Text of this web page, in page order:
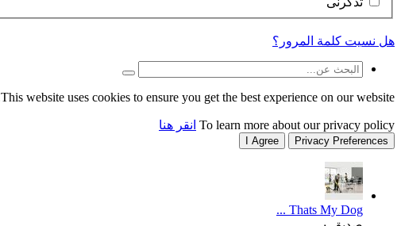
هل نسيت كلمة المرور؟
This website uses cookies to ensure you get the best experience on our website.
To learn more about our privacy policy انقر هنا
Privacy Preferences
I Agree
Thats My Dog ...